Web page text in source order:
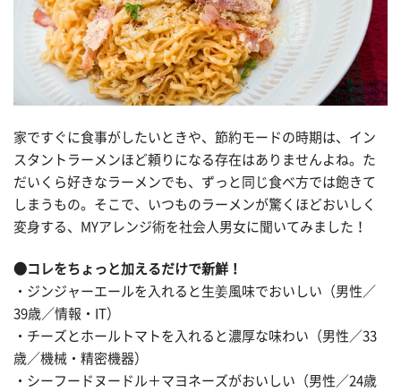
家ですぐに食事がしたいときや、節約モードの時期は、イン
スタントラーメンほど頼りになる存在はありませんよね。た
だいくら好きなラーメンでも、ずっと同じ食べ方では飽きて
しまうもの。そこで、いつものラーメンが驚くほどおいしく
変身する、MYアレンジ術を社会人男女に聞いてみました！
●コレをちょっと加えるだけで新鮮！
・ジンジャーエールを入れると生姜風味でおいしい（男性／
39歳／情報・IT）
・チーズとホールトマトを入れると濃厚な味わい（男性／33
歳／機械・精密機器）
・シーフードヌードル＋マヨネーズがおいしい（男性／24歳